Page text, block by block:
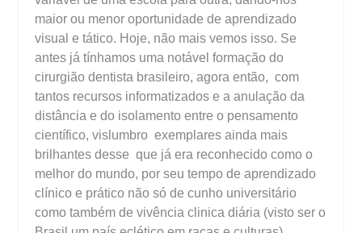
maior ou menor oportunidade de aprendizado
visual e tático. Hoje, não mais vemos isso. Se
antes já tínhamos uma notável formação do
cirurgião dentista brasileiro, agora então, com
tantos recursos informatizados e a anulação da
distância e do isolamento entre o pensamento
científico, vislumbro exemplares ainda mais
brilhantes desse que já era reconhecido como o
melhor do mundo, por seu tempo de aprendizado
clínico e prático não só de cunho universitário
como também de vivência clinica diária (visto ser o